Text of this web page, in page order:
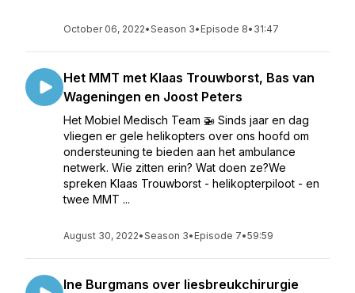
October 06, 2022•Season 3• Episode 8• 31:47
Het MMT met Klaas Trouwborst, Bas van
Wageningen en Joost Peters
Het Mobiel Medisch Team 🚁 Sinds jaar en dag
vliegen er gele helikopters over ons hoofd om
ondersteuning te bieden aan het ambulance
netwerk. Wie zitten erin? Wat doen ze?We
spreken Klaas Trouwborst - helikopterpiloot - en
twee MMT ...
August 30, 2022•Season 3• Episode 7•59:59
Ine Burgmans over liesbreukchirurgie